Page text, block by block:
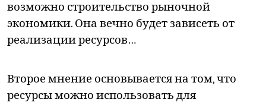
возможно строительство рыночной
экономики. Она вечно будет зависеть от
реализации ресурсов…
Второе мнение основывается на том, что
ресурсы можно использовать для